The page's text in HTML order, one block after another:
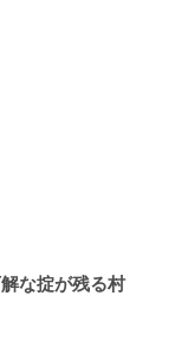
な掟が残る村